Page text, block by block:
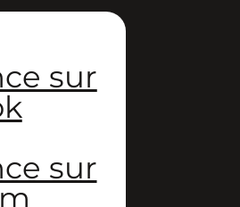
sur
sur